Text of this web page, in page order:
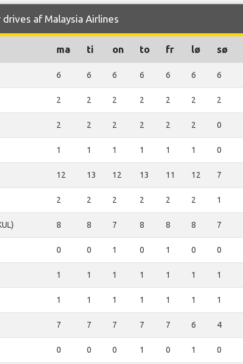
af Malaysia Airlines
ma ti on to fr lø sø
6 6 6 6 6 6 6
2 2 2 2 2 2 2
2 2 2 2 2 2 0
1 1 1 1 1 1 0
12 13 12 13 11 12 7
2 2 2 2 2 2 1
8 8 7 8 8 8 7
0 0 1 0 1 0 0
1 1 1 1 1 1 1
1 1 1 1 1 1 1
7 7 7 7 7 6 4
0 0 0 1 0 1 0